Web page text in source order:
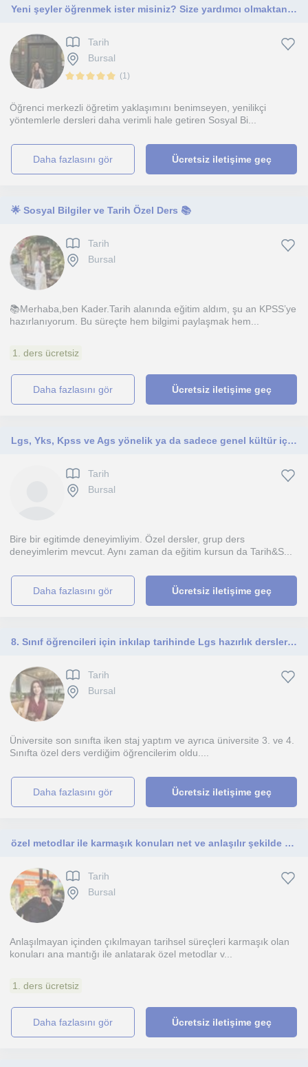
Yeni şeyler öğrenmek ister misiniz? Size yardımcı olmaktan zevk alırım.
Tarih
Bursal
(1)
Öğrenci merkezli öğretim yaklaşımını benimseyen, yenilikçi
yöntemlerle dersleri daha verimli hale getiren Sosyal Bi...
daha fazlasını gör Ücretsiz iletişime geç
🌟 Sosyal Bilgiler ve Tarih Özel Ders 📚
Tarih
Bursal
📚Merhaba,ben Kader.Tarih alanında eğitim aldım, şu an KPSS’ye
hazırlanıyorum. Bu süreçte hem bilgimi paylaşmak hem...
1. ders ücretsiz
daha fazlasını gör Ücretsiz iletişime geç
Lgs, Yks, Kpss ve Ags yönelik ya da sadece genel kültür için Tarih dersi vermekteyim.
Tarih
Bursal
Bire bir egitimde deneyimliyim. Özel dersler, grup ders
deneyimlerim mevcut. Aynı zaman da eğitim kursun da Tarih&S...
daha fazlasını gör Ücretsiz iletişime geç
8. Sınıf öğrencileri için inkılap tarihinde Lgs hazırlık derslerine yardımcı olabilirim.
Tarih
Bursal
Üniversite son sınıfta iken staj yaptım ve ayrıca üniversite 3. ve 4.
Sınıfta özel ders verdiğim öğrencilerim oldu....
daha fazlasını gör Ücretsiz iletişime geç
özel metodlar ile karmaşık konuları net ve anlaşılır şekilde mantığıyla beraber konu bütünlüğü anlatılır
Tarih
Bursal
Anlaşılmayan içinden çıkılmayan tarihsel süreçleri karmaşık olan
konuları ana mantığı ile anlatarak özel metodlar v...
1. ders ücretsiz
daha fazlasını gör Ücretsiz iletişime geç